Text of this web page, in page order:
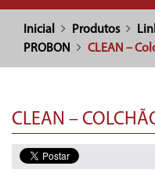
Inicial Produtos
PROBON
CLEAN –
CLEAN –